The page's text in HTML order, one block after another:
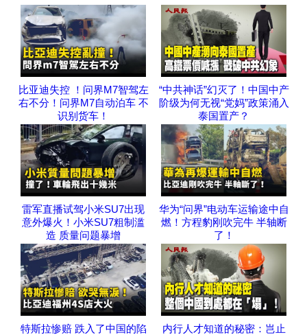
比亚迪失控 ！问界M7智驾左
右不分！问界M7自动泊车 不
识别货车！
“中共神话”幻灭了！中国中产
阶级为何无视“党妈”政策涌入
泰国置产？
雷军直播试驾小米SU7出现
意外爆火！小米SU7粗制滥
造 质量问题暴增
华为“问界”电动车运输途中自
燃！方程豹刚吹完牛 半轴断
了！
特斯拉惨赔 跌入了中国的陷
内行人才知道的秘密：岂止